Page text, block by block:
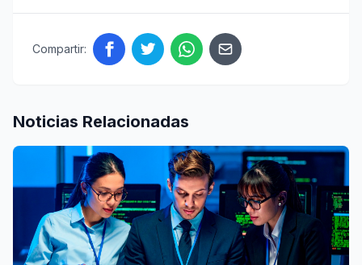
Compartir:
Noticias Relacionadas